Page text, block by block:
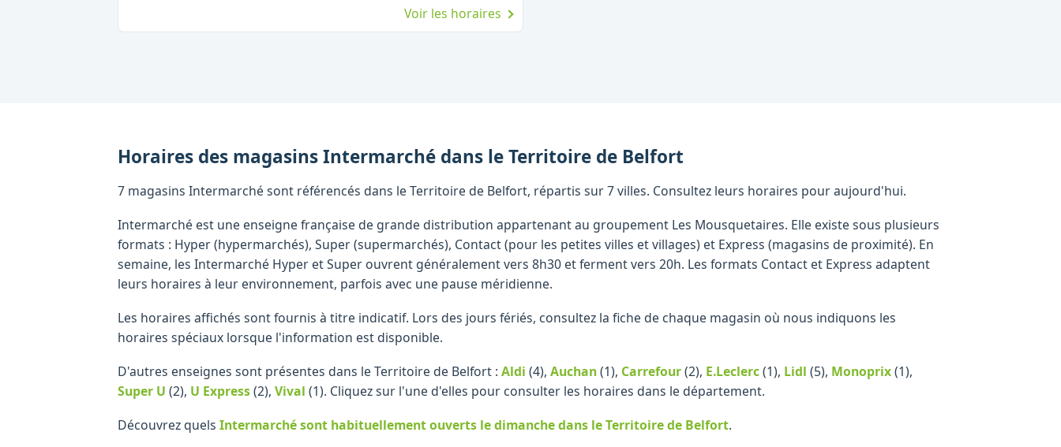
Voir les horaires
Horaires des magasinsIntermarché dans leTerritoire de Belfort
7 magasins Intermarché sont référencés dans le Territoire de Belfort, répartis sur 7 villes. Consultez leurs horaires pour aujourd'hui.
Intermarché est une enseigne française de grande distribution appartenant au groupement Les Mousquetaires. Elle existe sous plusieurs
formats : Hyper (hypermarchés), Super (supermarchés), Contact (pour les petites villes et villages) et Express (magasins de proximité). En
semaine, les Intermarché Hyper et Super ouvrent généralement vers 8h30 et ferment vers 20h. Les formats Contact et Express adaptent
leurs horaires à leur environnement, parfois avec une pause méridienne.
Les horaires affichés sont fournis à titre indicatif. Lors des jours fériés, consultez la fiche de chaque magasin où nous indiquons les
horaires spéciaux lorsque l'information est disponible.
D'autres enseignes sont présentes dans le Territoire de Belfort : Aldi (4), Auchan(1), Carrefour(2), E.Leclerc(1), Lidl (5), Monoprix(1),
Super U (2), U Express(2), Vival (1). Cliquez sur l'une d'elles pour consulter les horaires dans le département.
Découvrez quels Intermarchésont habituellement ouverts le dimanchedans le Territoire de Belfort.